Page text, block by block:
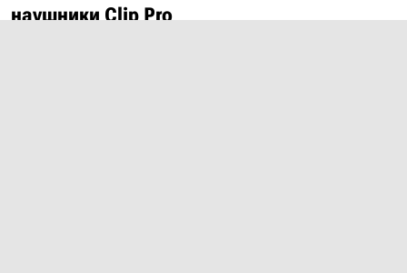
наушники Clip Pro